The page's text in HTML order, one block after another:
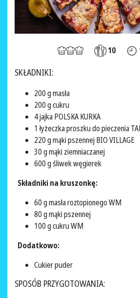
10
SKŁADNIKI:
200 g masła
200 g cukru
4 jajka POLSKA KURKA
1 łyżeczka proszku do pieczenia
220 g mąki pszennej BIO VILLAGE
30 g mąki ziemniaczanej
600 g śliwek węgierek
Składniki na kruszonkę:
60 g masła roztopionego WM
80 g mąki pszennej
100 g cukru WM
Dodatkowo:
Cukier puder
SPOSÓB PRZYGOTOWANIA: